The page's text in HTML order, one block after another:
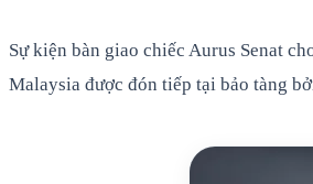
Sự kiện bàn giao chiếc Aurus Senat
Malaysia được đón tiếp tại bảo tàng